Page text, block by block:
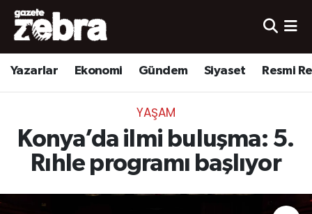
Yazarlar Ekonomi Gündem Siyaset Resmi
YAŞAM
Konya’da ilmi buluşma: 5.
Rıhle programı başlıyor
Yazarlar
Ekonomi
Yerel
Spor
Nöbetçi Eczaneler
Hava Durumu
Süper Lig Puan Durumu ve Fikstür
Tüm Manşetler